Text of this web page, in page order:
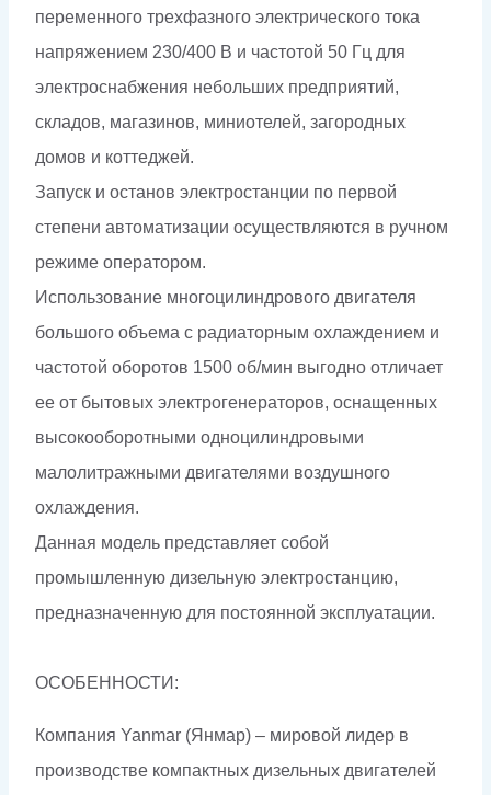
переменного трехфазного электрического тока
напряжением 230/400 В и частотой 50 Гц для
электроснабжения небольших предприятий,
складов, магазинов, миниотелей, загородных
домов и коттеджей.
Запуск и останов электростанции по первой
степени автоматизации осуществляются в ручном
режиме оператором.
Использование многоцилиндрового двигателя
большого объема с радиаторным охлаждением и
частотой оборотов 1500 об/мин выгодно отличает
ее от бытовых электрогенераторов, оснащенных
высокооборотными одноцилиндровыми
малолитражными двигателями воздушного
охлаждения.
Данная модель представляет собой
промышленную дизельную электростанцию,
предназначенную для постоянной эксплуатации.
ОСОБЕННОСТИ:
Компания Yanmar (Янмар) – мировой лидер в
производстве компактных дизельных двигателей